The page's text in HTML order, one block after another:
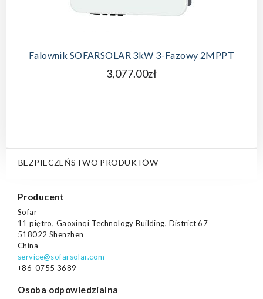
Falownik SOFARSOLAR 3kW 3-Fazowy 2MPPT
3,077.00zł
BEZPIECZEŃSTWO PRODUKTÓW
Producent
Sofar
11 piętro, Gaoxinqi Technology Building, District 67
518022 Shenzhen
China
service@sofarsolar.com
+86-0755 3689
Osoba odpowiedzialna